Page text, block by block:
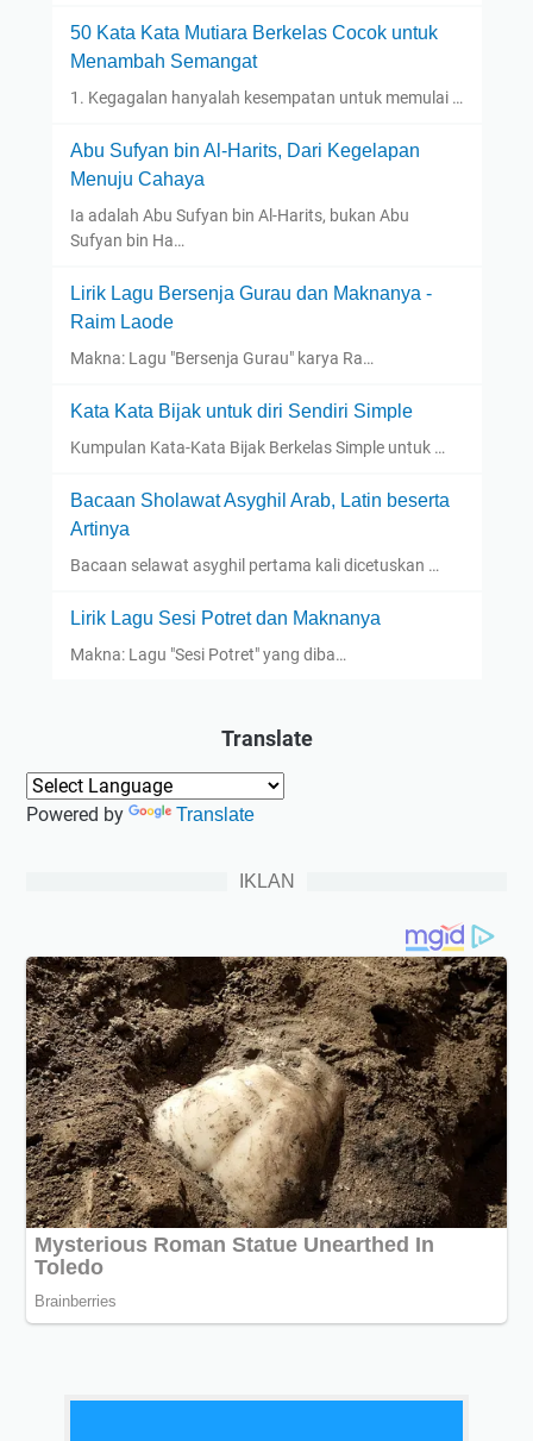
50 Kata Kata Mutiara Berkelas Cocok untuk
Menambah Semangat
1. Kegagalan hanyalah kesempatan untuk memulai …
Abu Sufyan bin Al-Harits, Dari Kegelapan
Menuju Cahaya
Ia adalah Abu Sufyan bin Al-Harits, bukan Abu
Sufyan bin Ha…
Lirik Lagu Bersenja Gurau dan Maknanya -
Raim Laode
Makna: Lagu "Bersenja Gurau" karya Ra…
Kata Kata Bijak untuk diri Sendiri Simple
Kumpulan Kata-Kata Bijak Berkelas Simple untuk …
Bacaan Sholawat Asyghil Arab, Latin beserta
Artinya
Bacaan selawat asyghil pertama kali dicetuskan …
Lirik Lagu Sesi Potret dan Maknanya
Makna: Lagu "Sesi Potret" yang diba…
Translate
Powered by Translate
IKLAN